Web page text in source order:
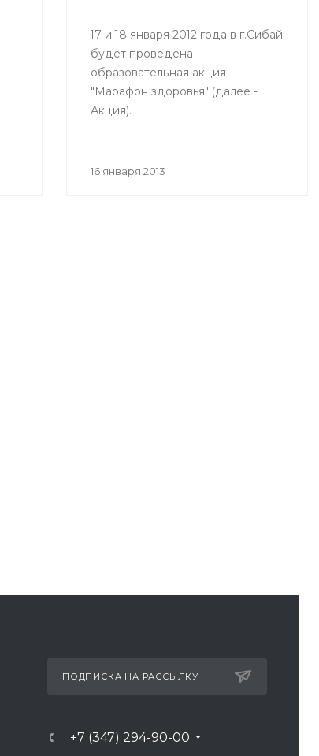
17 и 18 января 2012 года в г.Сибай
будет проведена
образовательная акция
"Марафон здоровья" (далее -
Акция).
16 января 2013
ПОДПИСКА НА РАССЫЛКУ
+7 (347) 294-90-00